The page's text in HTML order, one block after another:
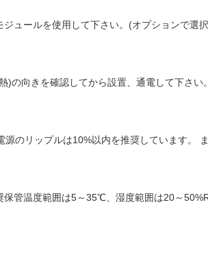
ュールを使用して下さい。(オプションで選
の向きを確認してから設置、通電して下さい。
のリップルは10%以内を推奨しています。
管温度範囲は5～35℃、湿度範囲は20～